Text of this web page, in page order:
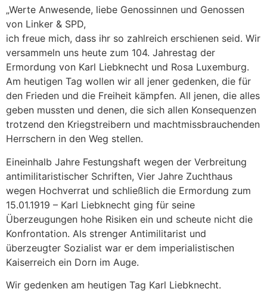
„Werte Anwesende, liebe Genossinnen und Genossen
von Linker & SPD,
ich freue mich, dass ihr so zahlreich erschienen seid. Wir
versammeln uns heute zum 104. Jahrestag der
Ermordung von Karl Liebknecht und Rosa Luxemburg.
Am heutigen Tag wollen wir all jener gedenken, die für
den Frieden und die Freiheit kämpfen. All jenen, die alles
geben mussten und denen, die sich allen Konsequenzen
trotzend den Kriegstreibern und machtmissbrauchenden
Herrschern in den Weg stellen.
Eineinhalb Jahre Festungshaft wegen der Verbreitung
antimilitaristischer Schriften, Vier Jahre Zuchthaus
wegen Hochverrat und schließlich die Ermordung zum
15.01.1919 – Karl Liebknecht ging für seine
Überzeugungen hohe Risiken ein und scheute nicht die
Konfrontation. Als strenger Antimilitarist und
überzeugter Sozialist war er dem imperialistischen
Kaiserreich ein Dorn im Auge.
Wir gedenken am heutigen Tag Karl Liebknecht.